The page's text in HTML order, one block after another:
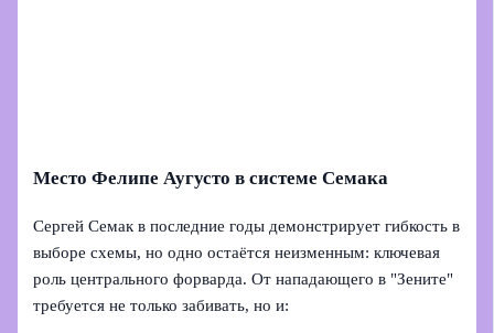
Место Фелипе Аугусто в системе Семака
Сергей Семак в последние годы демонстрирует гибкость в
выборе схемы, но одно остаётся неизменным: ключевая
роль центрального форварда. От нападающего в "Зените"
требуется не только забивать, но и: